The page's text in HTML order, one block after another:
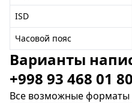
ISD
Часовой пояс
Варианты
+998 93 468 01 80
Все возможные форматы